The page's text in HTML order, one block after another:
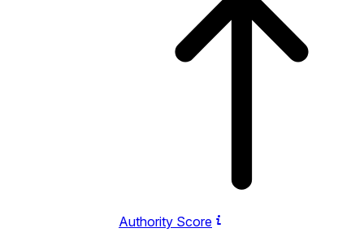
Authority Score